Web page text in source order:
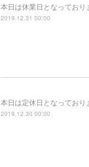
本日は休業日となっており
2019.12.31 00:00
本日は定休日となっており
2019.12.30 00:00